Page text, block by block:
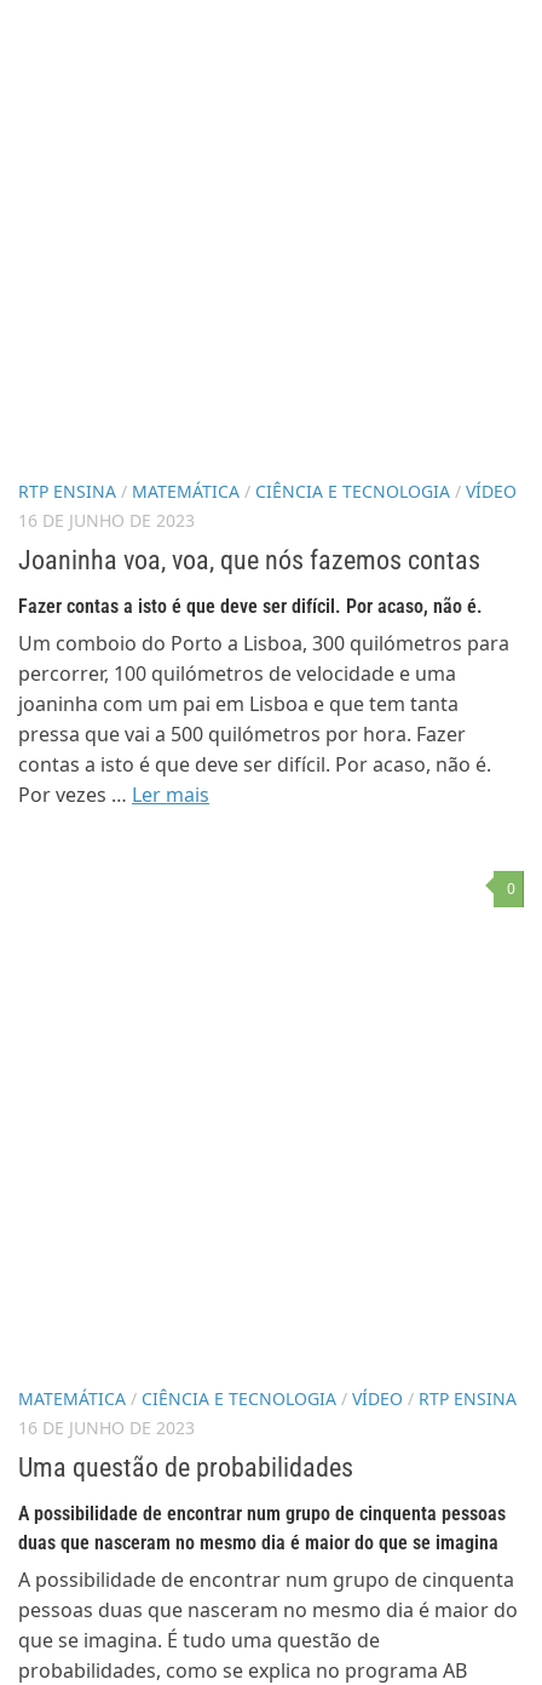
RTP ENSINA / MATEMÁTICA / CIÊNCIA E TECNOLOGIA / VÍDEO
16 DE JUNHO DE 2023
Joaninha voa, voa, que nós fazemos contas
Fazer contas a isto é que deve ser difícil. Por acaso, não é.
Um comboio do Porto a Lisboa, 300 quilómetros para
percorrer, 100 quilómetros de velocidade e uma
joaninha com um pai em Lisboa e que tem tanta
pressa que vai a 500 quilómetros por hora. Fazer
contas a isto é que deve ser difícil. Por acaso, não é.
Por vezes … Ler mais
0
MATEMÁTICA / CIÊNCIA E TECNOLOGIA / VÍDEO / RTP ENSINA
16 DE JUNHO DE 2023
Uma questão de probabilidades
A possibilidade de encontrar num grupo de cinquenta pessoas
duas que nasceram no mesmo dia é maior do que se imagina
A possibilidade de encontrar num grupo de cinquenta
pessoas duas que nasceram no mesmo dia é maior do
que se imagina. É tudo uma questão de
probabilidades, como se explica no programa AB